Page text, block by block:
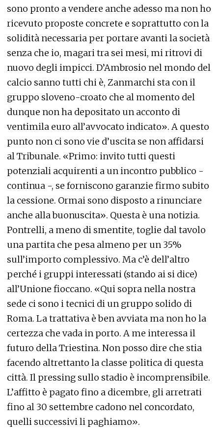
sono pronto a vendere anche adesso ma non ho
ricevuto proposte concrete e soprattutto con la
solidità necessaria per portare avanti la società
senza che io, magari tra sei mesi, mi ritrovi di
nuovo degli impicci. D’Ambrosio nel mondo del
calcio sanno tutti chi è, Zanmarchi sta con il
gruppo sloveno-croato che al momento del
dunque non ha depositato un acconto di
ventimila euro all’avvocato indicato». A questo
punto non ci sono vie d’uscita se non affidarsi
al Tribunale. «Primo: invito tutti questi
potenziali acquirenti a un incontro pubblico -
continua -, se forniscono garanzie firmo subito
la cessione. Ormai sono disposto a rinunciare
anche alla buonuscita». Questa è una notizia.
Pontrelli, a meno di smentite, toglie dal tavolo
una partita che pesa almeno per un 35%
sull’importo complessivo. Ma c’è dell’altro
perché i gruppi interessati (stando ai si dice)
all’Unione fioccano. «Qui sopra nella nostra
sede ci sono i tecnici di un gruppo solido di
Roma. La trattativa è ben avviata ma non ho la
certezza che vada in porto. A me interessa il
futuro della Triestina. Non posso dire che stia
facendo altrettanto la classe politica di questa
città. Il pressing sullo stadio è incomprensibile.
L’affitto è pagato fino a dicembre, gli arretrati
fino al 30 settembre cadono nel concordato,
quelli successivi li paghiamo».